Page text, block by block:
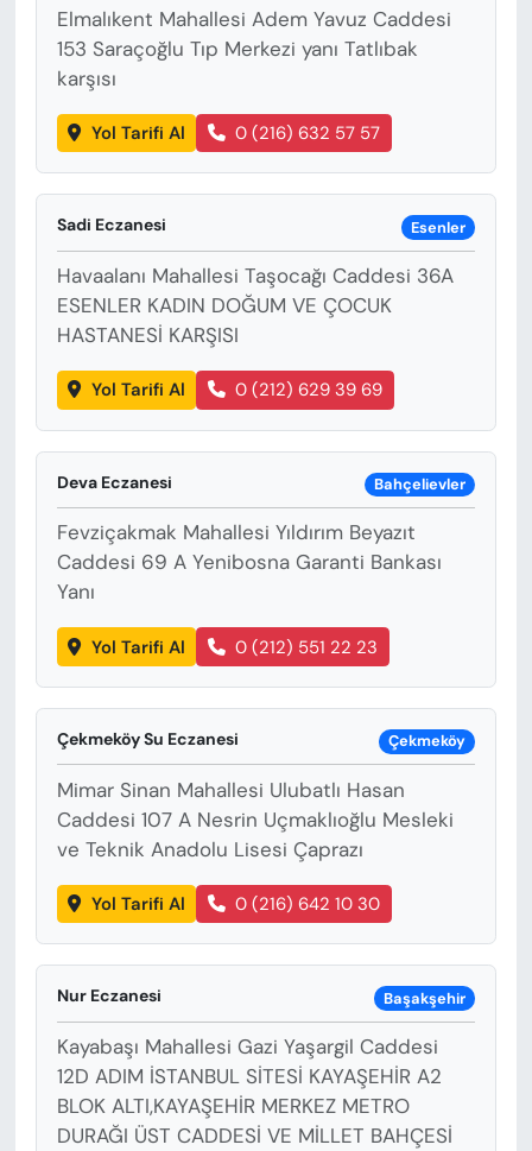
Elmalıkent Mahallesi Adem Yavuz Caddesi
153 Saraçoğlu Tıp Merkezi yanı Tatlıbak
karşısı
Yol Tarifi Al 0 (216) 632 57 57
Sadi Eczanesi Esenler
Havaalanı Mahallesi Taşocağı Caddesi 36A
ESENLER KADIN DOĞUM VE ÇOCUK
HASTANESİ KARŞISI
Yol Tarifi Al 0 (212) 629 39 69
Deva Eczanesi Bahçelievler
Fevziçakmak Mahallesi Yıldırım Beyazıt
Caddesi 69 A Yenibosna Garanti Bankası
Yanı
Yol Tarifi Al 0 (212) 551 22 23
Çekmeköy Su Eczanesi Çekmeköy
Mimar Sinan Mahallesi Ulubatlı Hasan
Caddesi 107 A Nesrin Uçmaklıoğlu Mesleki
ve Teknik Anadolu Lisesi Çaprazı
Yol Tarifi Al 0 (216) 642 10 30
Nur Eczanesi Başakşehir
Kayabaşı Mahallesi Gazi Yaşargil Caddesi
12D ADIM İSTANBUL SİTESİ KAYAŞEHİR A2
BLOK ALTI,KAYAŞEHİR MERKEZ METRO
DURAĞI ÜST CADDESİ VE MİLLET BAHÇESİ